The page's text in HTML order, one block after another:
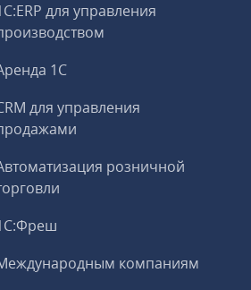
для управления
1С
для управления
розничной
компаниям